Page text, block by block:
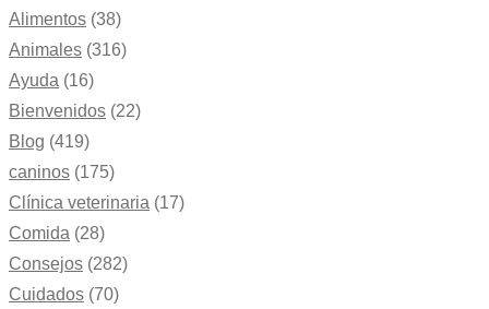
Alimentos (38)
Animales (316)
Ayuda (16)
Bienvenidos (22)
Blog (419)
caninos (175)
Clínica veterinaria (17)
Comida (28)
Consejos (282)
Cuidados (70)